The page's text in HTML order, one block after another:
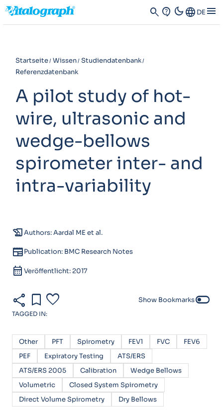
search contact_support dark_modeLanguage DE menu
Startseite Wissen Studiendatenbank
Referenzdatenbank
A pilot study of hot-
wire, ultrasonic and
wedge-bellows
spirometer inter- and
intra-variability
history_eduAuthors: Aardal ME et al.
newspaperPublication: BMC Research Notes
calendar_month Veröffentlicht: 2017
share bookmark favorite Show Bookmarkstoggle_off
TAGGED IN:
Other PFT Spirometry FEV1 FVC
FEV6
PEF
Expiratory Testing
ATS/ERS
ATS/ERS 2005
Calibration
Wedge Bellows
Volumetric
Closed System Spirometry
Direct Volume Spirometry
Dry Bellows